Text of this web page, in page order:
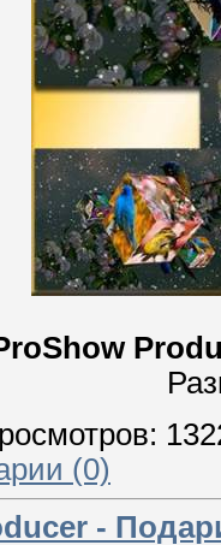
(0)
-